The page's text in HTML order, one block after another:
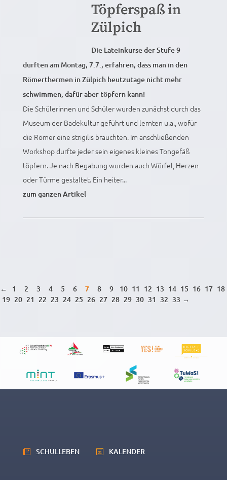
Töpferspaß in
Zülpich
Die Lateinkurse der Stufe 9
durften am Montag, 7.7., erfahren, dass man in den
Römerthermen in Zülpich heutzutage nicht mehr
schwimmen, dafür aber töpfern kann!
Die Schülerinnen und Schüler wurden zunächst durch das
Museum der Badekultur geführt und lernten u.a., wofür
die Römer eine strigilis brauchten. Im anschließenden
Workshop durfte jeder sein eigenes kleines Tongefäß
töpfern. Je nach Begabung wurden auch Würfel, Herzen
oder Türme gestaltet. Ein heiter...
zum ganzen Artikel
← 1 2 3 4 5 6 7 8 9 10 11 12 13 14 15 16 17 18
19 20 21 22 23 24 25 26 27 28 29 30 31 32 33 →
SCHULLEBEN KALENDER